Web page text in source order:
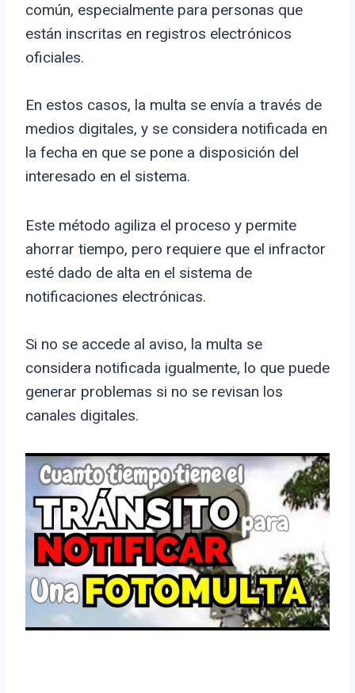
común, especialmente para personas que
están inscritas en registros electrónicos
oficiales.
En estos casos, la multa se envía a través de
medios digitales, y se considera notificada en
la fecha en que se pone a disposición del
interesado en el sistema.
Este método agiliza el proceso y permite
ahorrar tiempo, pero requiere que el infractor
esté dado de alta en el sistema de
notificaciones electrónicas.
Si no se accede al aviso, la multa se
considera notificada igualmente, lo que puede
generar problemas si no se revisan los
canales digitales.